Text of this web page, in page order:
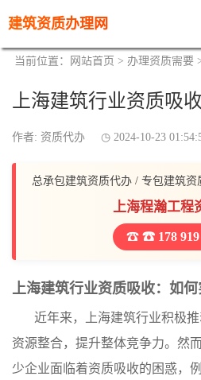
建筑资质办理网
当前位置： 网站首页 > 办理资质需要
上海建筑行业资质吸收
作者: 资质代办 2024-10-23
总承包建筑资质代办 / 专包建筑
上海程瀚工程
☎ 178 919
上海建筑行业资质吸收：如何
近年来，上海建筑行业积极
资源整合，提升整体竞争力。然
少企业面临着资质吸收的困惑，